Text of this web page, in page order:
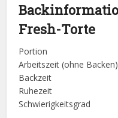
Fresh-Torte
Portion 12
Arbeitszeit (ohne
Backzeit
Ruhezeit 3